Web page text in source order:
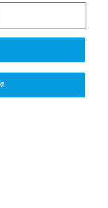
รทำดีได้
บ >>>